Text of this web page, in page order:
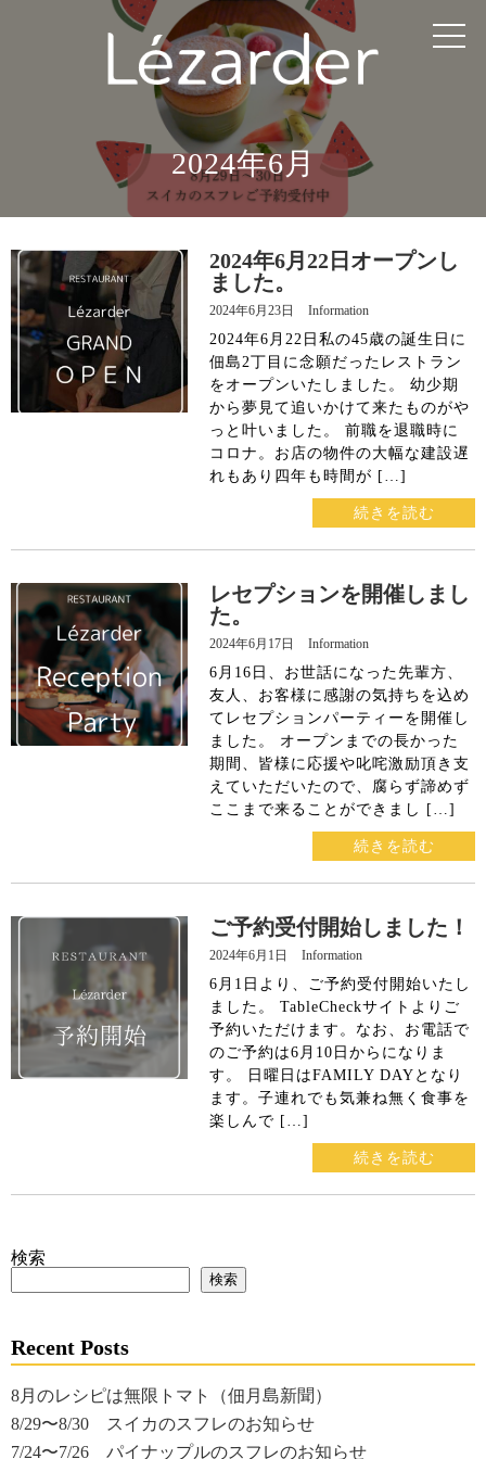
TOP
MENU
CHEF
ACCESS
RESERVATION
Instagram
2024年6月
2024年6月22日オープンし
ました。
2024年6月23日 Information
2024年6月22日私の45歳の誕生日に
佃島2丁目に念願だったレストラン
をオープンいたしました。 幼少期
から夢見て追いかけて来たものがや
っと叶いました。 前職を退職時に
コロナ。お店の物件の大幅な建設遅
れもあり四年も時間が […]
続きを読む
レセプションを開催しまし
た。
2024年6月17日 Information
6月16日、お世話になった先輩方、
友人、お客様に感謝の気持ちを込め
てレセプションパーティーを開催し
ました。 オープンまでの長かった
期間、皆様に応援や叱咤激励頂き支
えていただいたので、腐らず諦めず
ここまで来ることができまし […]
続きを読む
ご予約受付開始しました！
2024年6月1日 Information
6月1日より、ご予約受付開始いたし
ました。 TableCheckサイトよりご
予約いただけます。なお、お電話で
のご予約は6月10日からになりま
す。 日曜日はFAMILY DAYとなり
ます。子連れでも気兼ね無く食事を
楽しんで […]
続きを読む
検索
検索
Recent Posts
8月のレシピは無限トマト（佃月島新聞）
8/29〜8/30 スイカのスフレのお知らせ
7/24〜7/26 パイナップルのスフレのお知らせ